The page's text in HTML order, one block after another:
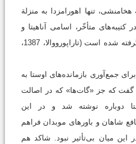
هخامنشی، تنها اهورامزدا به منزلة
متأخّر، اسامی آناهیتا و
میترا همراه با اهورامزدا به کار گرفته شده است (تاراپورووالا، 1387،
جمع‌آوری بازمانده‌های اوستا به
گفت که جز «گات‌ها» که در اصالت
دوباره نوشته شد و در این
شاهان و باورهای موبدان فراهم
میان بی‌تأثیر نبود. شاکد هم